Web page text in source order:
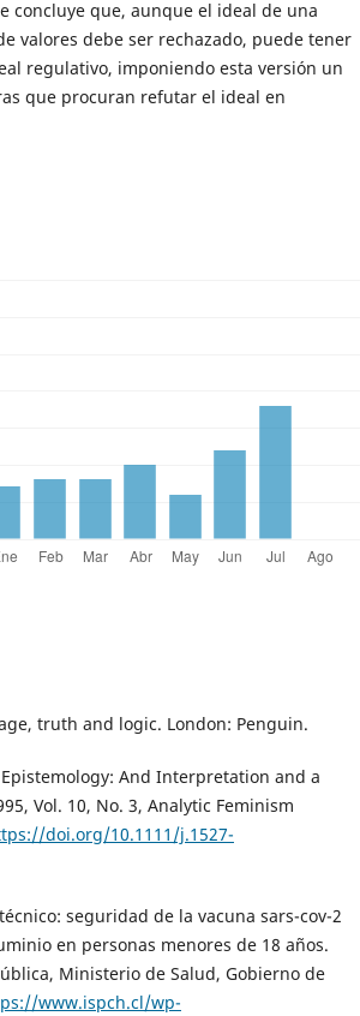
concluye que, aunque el ideal de una
valores debe ser rechazado, puede tener
regulativo, imponiendo esta versión un
que procuran refutar el ideal en
truth and logic. London: Penguin.
And Interpretation and a
Vol. 10, No. 3, Analytic Feminism
doi.org/10.1111/j.1527-
seguridad de la vacuna sars-cov-2
en personas menores de 18 años.
Ministerio de Salud, Gobierno de
www.ispch.cl/wp-